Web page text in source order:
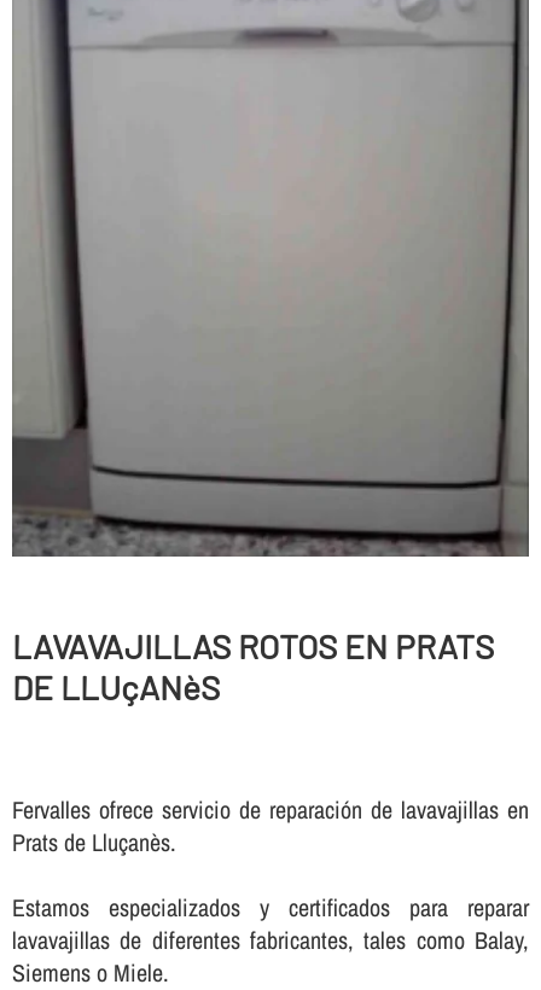
LAVAVAJILLAS ROTOS EN PRATS
DE LLUçANèS
Fervalles ofrece servicio de reparación de lavavajillas en
Prats de Lluçanès.
Estamos especializados y certificados para reparar
lavavajillas de diferentes fabricantes, tales como Balay,
Siemens o Miele.